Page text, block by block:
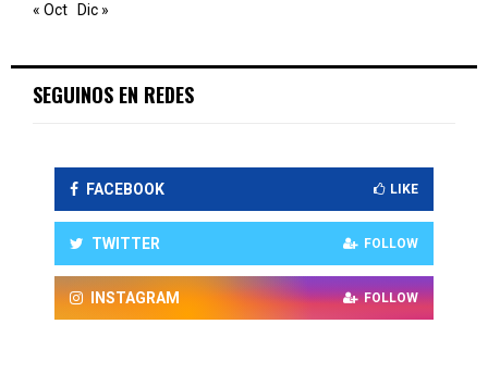
« Oct
Dic »
SEGUINOS EN REDES
FACEBOOK LIKE
TWITTER FOLLOW
INSTAGRAM FOLLOW